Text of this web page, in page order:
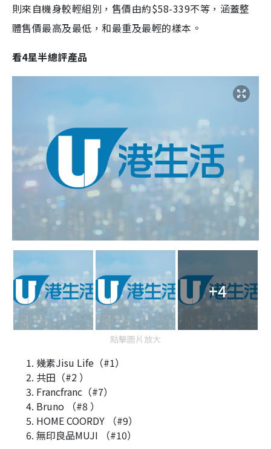
則來自機身較輕組別，售價由約$58-339不等，涵蓋整
體售價最高及最低，和最重及最輕的樣本。
看4星半總評產品
+4
點擊圖片放大
幾素Jisu Life（#1）
共田（#2 ）
Francfranc（#7）
Bruno （#8 ）
HOME COORDY （#9）
無印良品MUJI （#10）